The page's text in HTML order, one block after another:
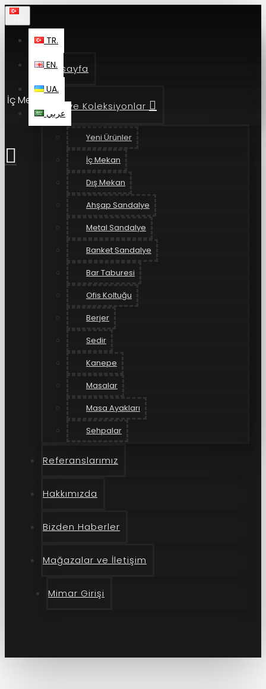
TR.
EN.
UA.
عربي
Anasayfa
Ürün ve Koleksiyonlar
Yeni Ürünler
İç Mekan
Dış Mekan
Ahşap Sandalye
Metal Sandalye
Banket Sandalye
Bar Taburesi
Ofis Koltuğu
Berjer
Sedir
Kanepe
Masalar
Masa Ayakları
Sehpalar
Referanslarımız
Hakkımızda
Bizden Haberler
Mağazalar ve İletişim
Mimar Girişi
İç Mekan